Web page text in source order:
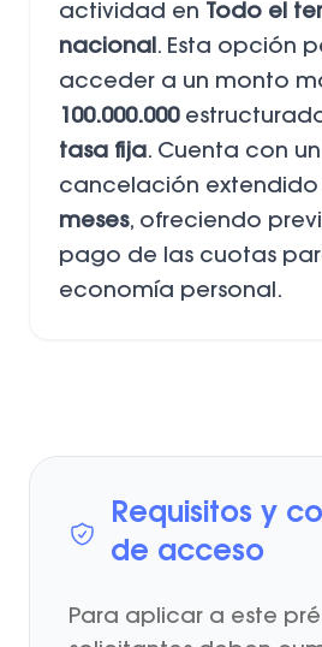
actividad en
Todo el
nacional . Esta opción
acceder a un monto
100.000.000
tasa fija. Cuenta con
cancelación extendido
meses, ofreciendo
pago de las cuotas
economía personal.
Requisitos y
de acceso
Para aplicar a este